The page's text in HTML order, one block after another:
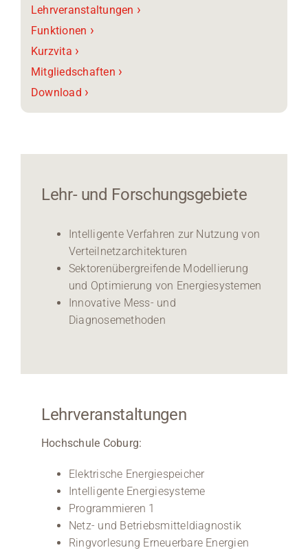
Lehrveranstaltungen ›
Funktionen ›
Kurzvita ›
Mitgliedschaften ›
Download ›
Lehr- und Forschungsgebiete
Intelligente Verfahren zur Nutzung von
Verteilnetzarchitekturen
Sektorenübergreifende Modellierung
und Optimierung von Energiesystemen
Innovative Mess- und
Diagnosemethoden
Lehrveranstaltungen
Hochschule Coburg:
Elektrische Energiespeicher
Intelligente Energiesysteme
Programmieren 1
Netz- und Betriebsmitteldiagnostik
Ringvorlesung Erneuerbare Energien